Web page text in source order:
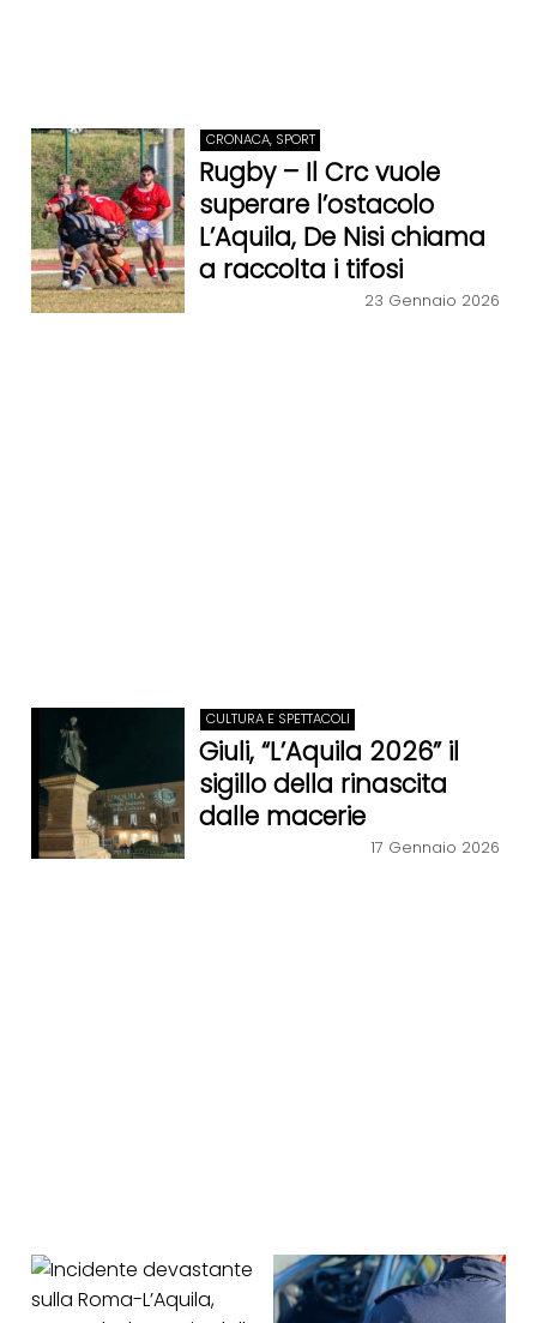
CRONACA, SPORT
Rugby – Il Crc vuole
superare l’ostacolo
L’Aquila, De Nisi chiama
a raccolta i tifosi
23 Gennaio 2026
CULTURA E SPETTACOLI
Giuli, “L’Aquila 2026” il
sigillo della rinascita
dalle macerie
17 Gennaio 2026